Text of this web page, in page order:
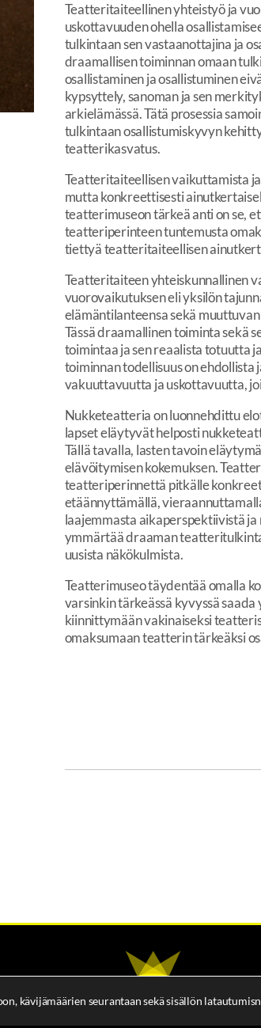
Teatteritaiteellinen yhteistyö ja
uskottavuuden ohella
tulkintaan sen vastaanottajina ja
draamallisen toiminnan omaan
osallistaminen ja osallistuminen
kypsyttely, sanoman ja sen
arkielämässä. Tätä prosessia
tulkintaan osallistumiskyvyn
teatterikasvatus.
Teatteritaiteellisen vaikuttamista
mutta konkreettisesti
teatterimuseon tärkeä anti on se,
teatteriperinteen tuntemusta
tiettyä teatteritaiteellisen
Teatteritaiteen yhteiskunnallinen
vuorovaikutuksen eli yksilön
elämäntilanteensa sekä
Tässä draamallinen toiminta sekä
toimintaa ja sen reaalista totuutta
toiminnan todellisuus on
vakuuttavuutta ja uskottavuutta,
Nukketeatteria on luonnehdittu
lapset eläytyvät helposti
Tällä tavalla, lasten tavoin
elävöitymisen kokemuksen.
teatteriperinnettä pitkälle
etäännyttämällä,
laajemmasta aikaperspektiivistä
ymmärtää draaman
uusista näkökulmista.
Teatterimuseo täydentää omalla
varsinkin tärkeässä kyvyssä
kiinnittymään vakinaiseksi
omaksumaan teatterin tärkeäksi
kävijämäärien seurantaan sekä sisällön